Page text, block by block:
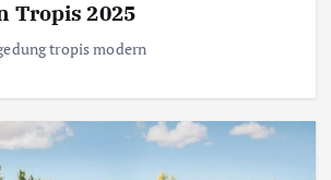
Tropis 2025
tropis modern